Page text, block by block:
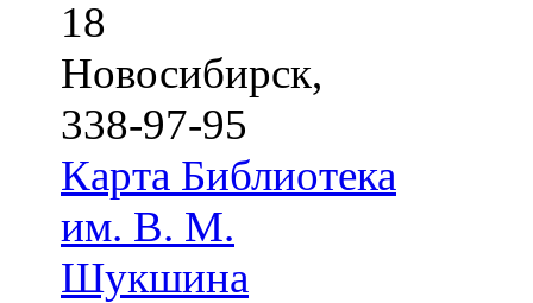
18
Новосибирск,
338-97-95
Карта Библиотека
им. В. М.
Шукшина